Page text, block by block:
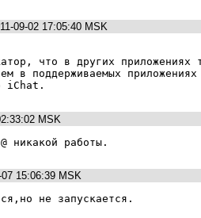
09-02 17:05:40 MSK
что в других приложениях
в поддерживаемых
iChat.
MSK
никакой работы.
07 15:06:39 MSK